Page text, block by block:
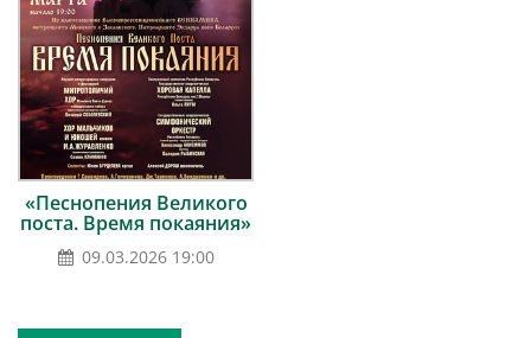
«Песнопения Великого
поста. Время покаяния»
09.03.2026 19:00